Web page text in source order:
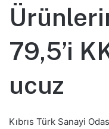
79,5’i
ucuz
Kıbrıs Türk Sanayi